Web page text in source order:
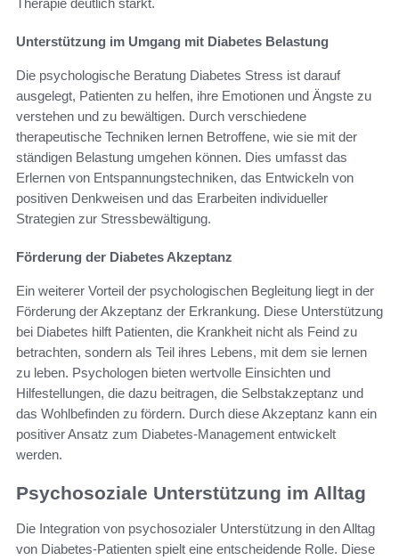
Unterstützung im Umgang mit Diabetes Belastung
Die psychologische Beratung Diabetes Stress ist darauf
ausgelegt, Patienten zu helfen, ihre Emotionen und Ängste zu
verstehen und zu bewältigen. Durch verschiedene
therapeutische Techniken lernen Betroffene, wie sie mit der
ständigen Belastung umgehen können. Dies umfasst das
Erlernen von Entspannungstechniken, das Entwickeln von
positiven Denkweisen und das Erarbeiten individueller
Strategien zur Stressbewältigung.
Förderung der Diabetes Akzeptanz
Ein weiterer Vorteil der psychologischen Begleitung liegt in der
Förderung der Akzeptanz der Erkrankung. Diese Unterstützung
bei Diabetes hilft Patienten, die Krankheit nicht als Feind zu
betrachten, sondern als Teil ihres Lebens, mit dem sie lernen
zu leben. Psychologen bieten wertvolle Einsichten und
Hilfestellungen, die dazu beitragen, die Selbstakzeptanz und
das Wohlbefinden zu fördern. Durch diese Akzeptanz kann ein
positiver Ansatz zum Diabetes-Management entwickelt
werden.
Psychosoziale Unterstützung im Alltag
Die Integration von psychosozialer Unterstützung in den Alltag
von Diabetes-Patienten spielt eine entscheidende Rolle. Diese